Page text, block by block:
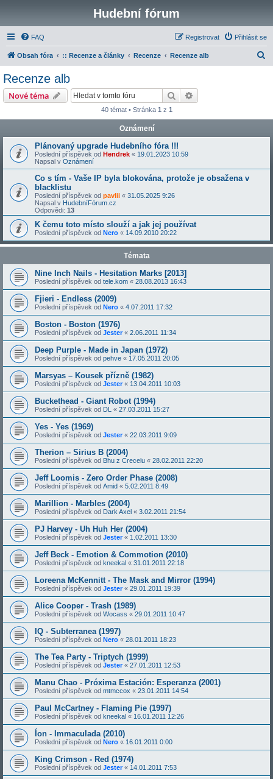
Hudební fórum
FAQ Přihlásit se
Registrovat
Obsah fóra :: Recenze a články Recenze Recenze alb
Recenze alb
Nové téma Hledat
40 témat • Stránka 1 z 1
Oznámení
Plánovaný upgrade Hudebního fóra !!!
Poslední příspěvek od Hendrek « 19.01.2023 10:59
Napsal v Oznámení
Co s tím - Vaše IP byla blokována, protože je obsažena v
blacklistu
Poslední příspěvek od pavlii « 31.05.2025 9:26
Napsal v HudebníFórum.cz
Odpovědi: 13
K čemu toto místo slouží a jak jej používat
Poslední příspěvek od Nero « 14.09.2010 20:22
Témata
Nine Inch Nails - Hesitation Marks [2013]
Poslední příspěvek od tele.kom « 28.08.2013 16:43
Fjieri - Endless (2009)
Poslední příspěvek od Nero « 4.07.2011 17:32
Boston - Boston (1976)
Poslední příspěvek od Jester« 2.06.2011 11:34
Deep Purple - Made in Japan (1972)
Poslední příspěvek od pehve « 17.05.2011 20:05
Marsyas – Kousek přízně (1982)
Poslední příspěvek od Jester« 13.04.2011 10:03
Buckethead - Giant Robot (1994)
Poslední příspěvek od DL « 27.03.2011 15:27
Yes - Yes (1969)
Poslední příspěvek od Jester« 22.03.2011 9:09
Therion – Sirius B (2004)
Poslední příspěvek od Bhu z Crecelu « 28.02.2011 22:20
Jeff Loomis - Zero Order Phase (2008)
Poslední příspěvek od Amid « 5.02.2011 8:49
Marillion - Marbles (2004)
Poslední příspěvek od Dark Axel « 3.02.2011 21:54
PJ Harvey - Uh Huh Her (2004)
Poslední příspěvek od Jester« 1.02.2011 13:30
Jeff Beck - Emotion & Commotion (2010)
Poslední příspěvek od kneekal « 31.01.2011 22:18
Loreena McKennitt - The Mask and Mirror (1994)
Poslední příspěvek od Jester« 29.01.2011 19:39
Alice Cooper - Trash (1989)
Poslední příspěvek od Wocass « 29.01.2011 10:47
IQ - Subterranea (1997)
Poslední příspěvek od Nero « 28.01.2011 18:23
The Tea Party - Triptych (1999)
Poslední příspěvek od Jester« 27.01.2011 12:53
Manu Chao - Próxima Estación: Esperanza (2001)
Poslední příspěvek od mtmccox « 23.01.2011 14:54
Paul McCartney - Flaming Pie (1997)
Poslední příspěvek od kneekal « 16.01.2011 12:26
Íon - Immaculada (2010)
Poslední příspěvek od Nero « 16.01.2011 0:00
King Crimson - Red (1974)
Poslední příspěvek od Jester« 14.01.2011 7:53